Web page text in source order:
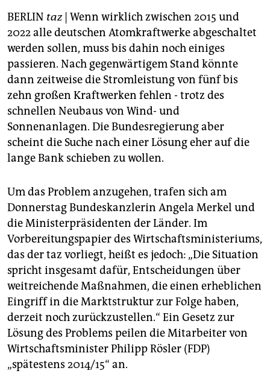
unterstützen
abo
genossenschaft
epaper login
BERLIN taz| Wenn wirklich zwischen 2015 und
2022 alle deutschen Atomkraftwerke abgeschaltet
werden sollen, muss bis dahin noch einiges
passieren. Nach gegenwärtigem Stand könnte
dann zeitweise die Stromleistung von fünf bis
zehn großen Kraftwerken fehlen - trotz des
schnellen Neubaus von Wind- und
Sonnenanlagen. Die Bundesregierung aber
scheint die Suche nach einer Lösung eher auf die
lange Bank schieben zu wollen.
Um das Problem anzugehen, trafen sich am
Donnerstag Bundeskanzlerin Angela Merkel und
die Ministerpräsidenten der Länder. Im
Vorbereitungspapier des Wirtschaftsministeriums,
das der taz vorliegt, heißt es jedoch: „Die Situation
spricht insgesamt dafür, Entscheidungen über
weitreichende Maßnahmen, die einen erheblichen
Eingriff in die Marktstruktur zur Folge haben,
derzeit noch zurückzustellen.“ Ein Gesetz zur
Lösung des Problems peilen die Mitarbeiter von
Wirtschaftsminister Philipp Rösler (FDP)
„spätestens 2014/15“ an.